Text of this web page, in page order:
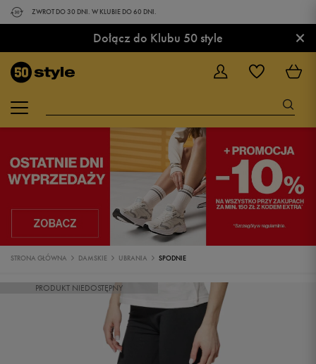
ZWROT DO 30 DNI. W KLUBIE DO 60 DNI.
Dołącz do Klubu 50 style ×
STRONA GŁÓWNA DAMSKIE UBRANIA SPODNIE
PRODUKT NIEDOSTĘPNY